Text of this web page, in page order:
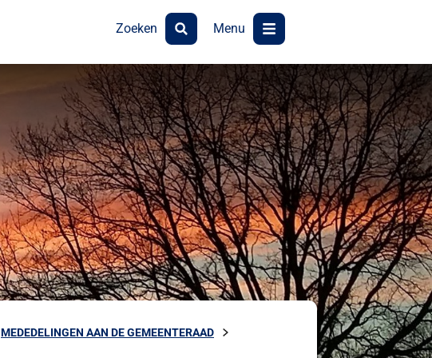
Zoeken Menu
MEDEDELINGEN AAN DE GEMEENTERAAD